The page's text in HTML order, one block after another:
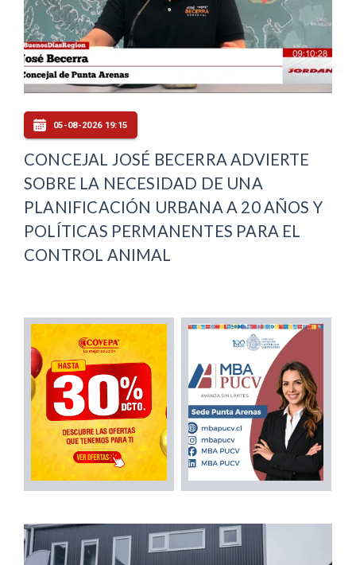
05-08-2026 19:15
CONCEJAL JOSÉ BECERRA ADVIERTE
SOBRE LA NECESIDAD DE UNA
PLANIFICACIÓN URBANA A 20 AÑOS Y
POLÍTICAS PERMANENTES PARA EL
CONTROL ANIMAL